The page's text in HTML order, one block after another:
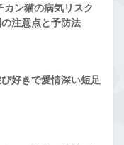
カン猫の病気リスク
注意点と予防法
好きで愛情深い短足